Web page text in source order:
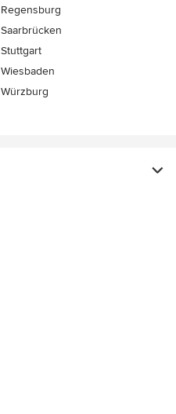
Regensburg
Saarbrücken
Stuttgart
Wiesbaden
Würzburg